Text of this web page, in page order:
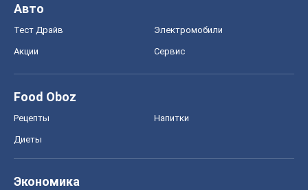
Авто
Тест Драйв Электромобили
Акции Сервис
Food Oboz
Рецепты Напитки
Диеты
Экономика